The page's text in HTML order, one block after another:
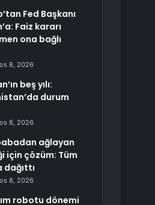
Fed Başkanı
Faiz kararı
ona bağlı
8, 2026
beş yılı:
durum
8, 2026
ağlayan
için çözüm: Tüm
dağıttı
8, 2026
robotu dönemi